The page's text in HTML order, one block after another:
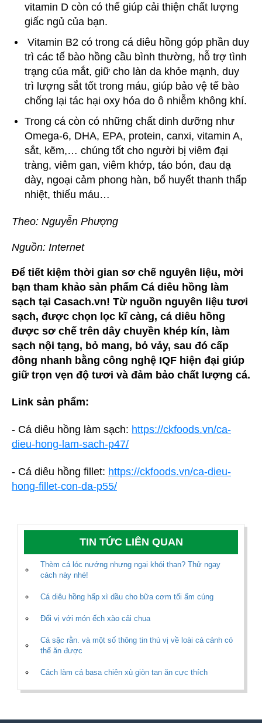
TIN TỨC LIÊN QUAN
Thèm cá lóc nướng nhưng ngại khói than? Thử ngay
cách này nhé!
Cá diêu hồng hấp xì dầu cho bữa cơm tối ấm cúng
Đổi vị với món ếch xào cải chua
Cá sặc rằn. và một số thông tin thú vị về loài cá cảnh có
thể ăn được
Cách làm cá basa chiên xù giòn tan ăn cực thích
vitamin D còn có thể giúp cải thiện chất lượng
giấc ngủ của bạn.
Vitamin B2 có trong cá diêu hồng góp phần duy
trì các tế bào hồng cầu bình thường, hỗ trợ tình
trạng của mắt, giữ cho làn da khỏe mạnh, duy
trì lượng sắt tốt trong máu, giúp bảo vệ tế bào
chống lại tác hại oxy hóa do ô nhiễm không khí.
Trong cá còn có những chất dinh dưỡng như
Omega-6, DHA, EPA, protein, canxi, vitamin A,
sắt, kẽm,… chúng tốt cho người bị viêm đại
tràng, viêm gan, viêm khớp, táo bón, đau dạ
dày, ngoại cảm phong hàn, bổ huyết thanh thấp
nhiệt, thiếu máu…
Theo: Nguyễn Phượng
Nguồn: Internet
Để tiết kiệm thời gian sơ chế nguyên liệu, mời
bạn tham khảo sản phẩm Cá diêu hồng làm
sạch tại Casach.vn! Từ nguồn nguyên liệu tươi
sạch, được chọn lọc kĩ càng, cá diêu hồng
được sơ chế trên dây chuyền khép kín, làm
sạch nội tạng, bỏ mang, bỏ vảy, sau đó cấp
đông nhanh bằng công nghệ IQF hiện đại giúp
giữ trọn vẹn độ tươi và đảm bảo chất lượng cá.
Link sản phẩm:
- Cá diêu hồng làm sạch: https://ckfoods.vn/ca-
dieu-hong-lam-sach-p47/
- Cá diêu hồng fillet: https://ckfoods.vn/ca-dieu-
hong-fillet-con-da-p55/